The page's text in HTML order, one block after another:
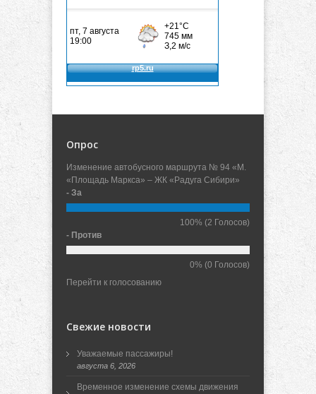
Опрос
Изменение автобусного маршрута № 94 «М.
«Площадь Маркса» – ЖК «Радуга Сибири»
- За
100% (2 Голосов)
- Против
0% (0 Голосов)
Перейти к голосованию
Свежие новости
Уважаемые пассажиры!
августа 6, 2026
Временное изменение схемы движения